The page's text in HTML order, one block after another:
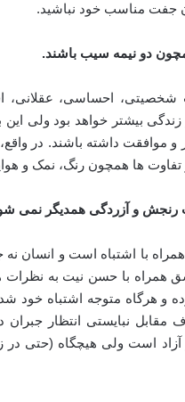
جفت مناسب خود نباشید.
شخصیتی، احساسی، عقلانی،
بیشتر خواهد بود ولی این
موافقت داشته باشند. در
ها همچون رنگ، نمک و
با اشتباه است و انسان نه
همراه با حسن نیت به نظرات
و هرگاه متوجه اشتباه خود
نبایستی انتظار جبران
آزاد است ولی هیچگاه (حتی